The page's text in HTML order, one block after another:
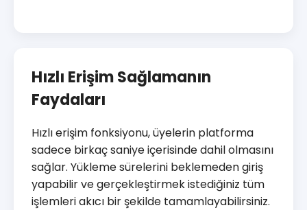
Hızlı Erişim Sağlamanın
Faydaları
Hızlı erişim fonksiyonu, üyelerin platforma
sadece birkaç saniye içerisinde dahil olmasını
sağlar. Yükleme sürelerini beklemeden giriş
yapabilir ve gerçekleştirmek istediğiniz tüm
işlemleri akıcı bir şekilde tamamlayabilirsiniz.